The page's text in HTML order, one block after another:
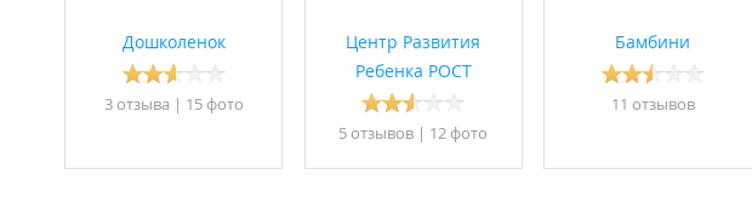
Дошколенок
3 отзывa | 15 фото
Центр Развития
Ребенка РОСТ
5 отзывов | 12 фото
Бамбини
11 отзывов